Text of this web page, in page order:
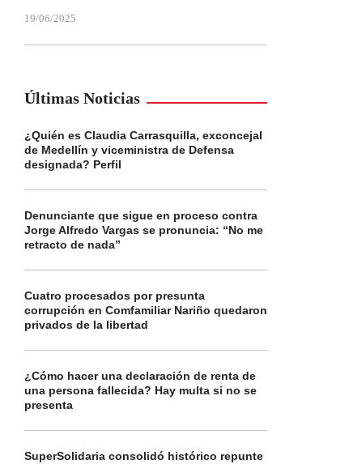
19/06/2025
Últimas Noticias
¿Quién es Claudia Carrasquilla, exconcejal
de Medellín y viceministra de Defensa
designada? Perfil
Denunciante que sigue en proceso contra
Jorge Alfredo Vargas se pronuncia: “No me
retracto de nada”
Cuatro procesados por presunta
corrupción en Comfamiliar Nariño quedaron
privados de la libertad
¿Cómo hacer una declaración de renta de
una persona fallecida? Hay multa si no se
presenta
SuperSolidaria consolidó histórico repunte